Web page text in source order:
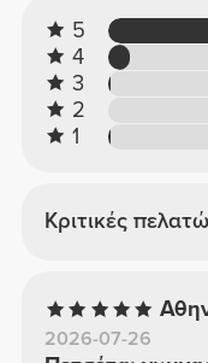
5
4
3
2
1
Κριτικές
2026-07-26